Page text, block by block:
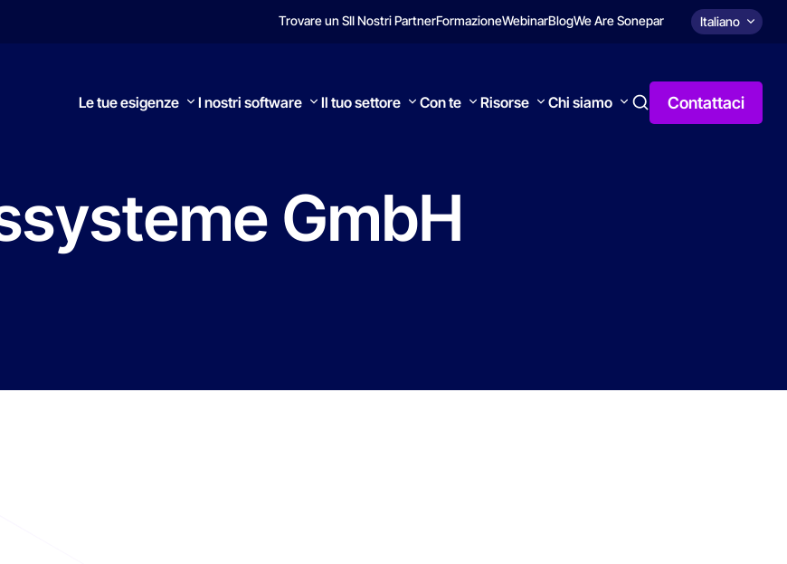
Trovare un SII Nostri PartnerFormazioneWebinarBlogWe Are Sonepar Italiano
Le tue esigenze I nostri software Il tuo settore Con te Risorse Chi siamo Contattaci
GmbH